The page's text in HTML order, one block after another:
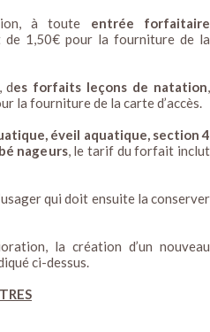
à toute entrée forfaitaire
de 1,50€ pour la fourniture de la
des forfaits leçons de natation
la fourniture de la carte d’accès.
éveil aquatique, section 4
nageurs, le tarif du forfait inclut
qui doit ensuite la conserver
la création d’un nouveau
ci-dessus.